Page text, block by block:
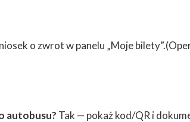
o zwrot w panelu „Moje
autobusu? Tak — pokaż kod/QR i